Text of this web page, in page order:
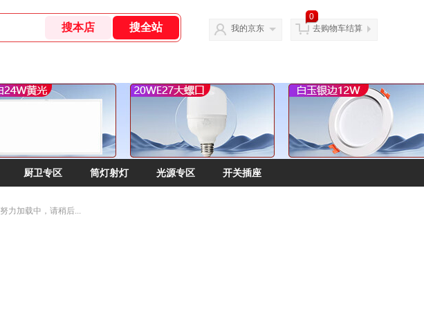
我的京东
0
去购物车结算
厨卫专区 筒灯射灯 光源专区 开关插座
努力加载中，请稍后...